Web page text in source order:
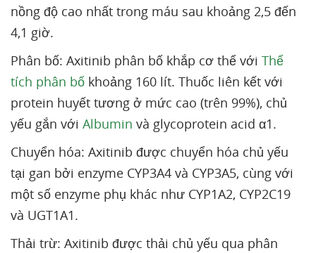
nồng độ cao nhất trong máu sau khoảng 2,5 đến
4,1 giờ.
Phân bố: Axitinib phân bố khắp cơ thể với Thể
tích phân bố khoảng 160 lít. Thuốc liên kết với
protein huyết tương ở mức cao (trên 99%), chủ
yếu gắn với Albumin và glycoprotein acid α1.
Chuyển hóa: Axitinib được chuyển hóa chủ yếu
tại gan bởi enzyme CYP3A4 và CYP3A5, cùng với
một số enzyme phụ khác như CYP1A2, CYP2C19
và UGT1A1.
Thải trừ: Axitinib được thải chủ yếu qua phân